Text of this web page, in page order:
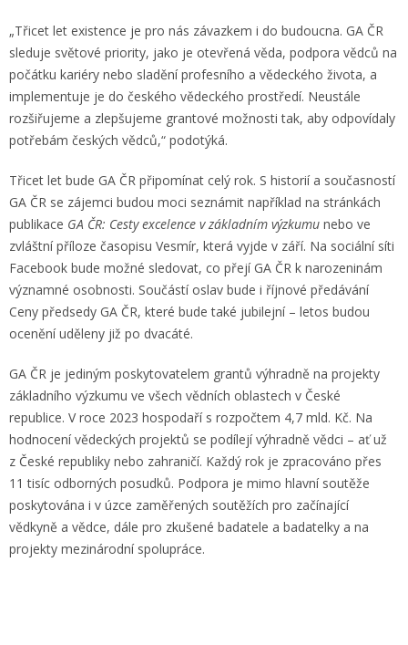
„Třicet let existence je pro nás závazkem i do budoucna. GA ČR
sleduje světové priority, jako je otevřená věda, podpora vědců na
počátku kariéry nebo sladění profesního a vědeckého života, a
implementuje je do českého vědeckého prostředí. Neustále
rozšiřujeme a zlepšujeme grantové možnosti tak, aby odpovídaly
potřebám českých vědců,“ podotýká.
Třicet let bude GA ČR připomínat celý rok. S historií a současností
GA ČR se zájemci budou moci seznámit například na stránkách
publikace GA ČR: Cesty excelence v základním výzkumu nebo ve
zvláštní příloze časopisu Vesmír, která vyjde v září. Na sociální síti
Facebook bude možné sledovat, co přejí GA ČR k narozeninám
významné osobnosti. Součástí oslav bude i říjnové předávání
Ceny předsedy GA ČR, které bude také jubilejní – letos budou
ocenění uděleny již po dvacáté.
GA ČR je jediným poskytovatelem grantů výhradně na projekty
základního výzkumu ve všech vědních oblastech v České
republice. V roce 2023 hospodaří s rozpočtem 4,7 mld. Kč. Na
hodnocení vědeckých projektů se podílejí výhradně vědci – ať už
z České republiky nebo zahraničí. Každý rok je zpracováno přes
11 tisíc odborných posudků. Podpora je mimo hlavní soutěže
poskytována i v úzce zaměřených soutěžích pro začínající
vědkyně a vědce, dále pro zkušené badatele a badatelky a na
projekty mezinárodní spolupráce.